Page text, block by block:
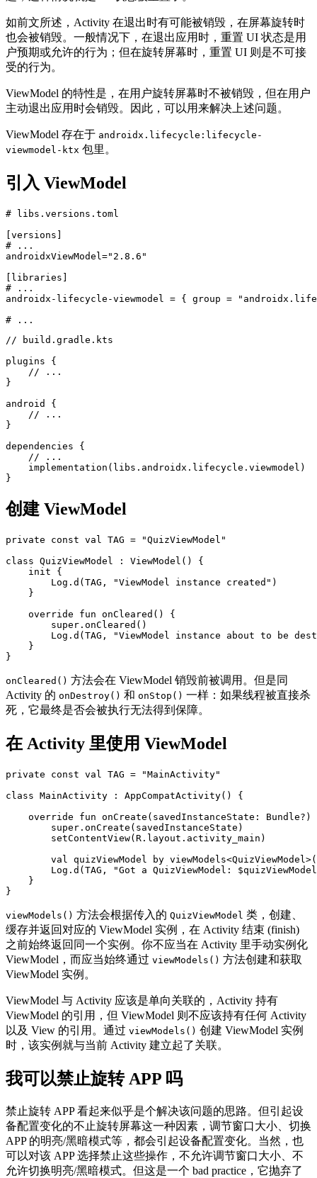
如前文所述，Activity 在退出时有可能被销毁，在屏幕旋转时
也会被销毁。一般情况下，在退出应用时，重置 UI 状态是用
户预期或允许的行为；但在旋转屏幕时，重置 UI 则是不可接
受的行为。
ViewModel 的特性是，在用户旋转屏幕时不被销毁，但在用户
主动退出应用时会销毁。因此，可以用来解决上述问题。
ViewModel 存在于 androidx.lifecycle:lifecycle-
viewmodel-ktx 包里。
引入 ViewModel
# libs.versions.toml
versions
# ...
androidxViewModel="2.8.6"
libraries
# ...
androidx-lifecycle-viewmodel = { group =
# ...
// build.gradle.kts
plugins {
    // ...
}
android {
    // ...
}
dependencies {
    // ...
    implementation(libs.androidx.lifecycle.viewmodel)
创建 ViewModel
private const val TAG =
"QuizViewModel"
class QuizViewModel : ViewModel ()
{
init
{
Log . d ( TAG , "ViewModel instance created" )
}
override
fun onCleared ()
{
super . onCleared ()
Log . d ( TAG ,
"ViewModel instance about to be
}
}
onCleared() 方法会在 ViewModel 销毁前被调用。但是同
Activity 的 onDestroy() 和 onStop() 一样：如果线程被直接杀
死，它最终是否会被执行无法得到保障。
在 Activity 里使用 ViewModel
private const val TAG =
"MainActivity"
class MainActivity : AppCompatActivity()
{
override
fun onCreate ( savedInstanceState : Bundle?)
super . onCreate ( savedInstanceState )
setContentView( R . layout . activity_main )
val
quizViewModel by viewModels<QuizViewModel
Log . d ( TAG ,
"Got a QuizViewModel:
}
}
viewModels() 方法会根据传入的 QuizViewModel 类，创建、
缓存并返回对应的 ViewModel 实例，在 Activity 结束 (finish)
之前始终返回同一个实例。你不应当在 Activity 里手动实例化
ViewModel，而应当始终通过 viewModels() 方法创建和获取
ViewModel 实例。
ViewModel 与 Activity 应该是单向关联的，Activity 持有
ViewModel 的引用，但 ViewModel 则不应该持有任何 Activity
以及 View 的引用。通过 viewModels() 创建 ViewModel 实例
时，该实例就与当前 Activity 建立起了关联。
我可以禁止旋转 APP 吗
禁止旋转 APP 看起来似乎是个解决该问题的思路。但引起设
备配置变化的不止旋转屏幕这一种因素，调节窗口大小、切换
APP 的明亮/黑暗模式等，都会引起设备配置变化。当然，也
可以对该 APP 选择禁止这些操作，不允许调节窗口大小、不
允许切换明亮/黑暗模式。但这是一个 bad practice，它抛弃了